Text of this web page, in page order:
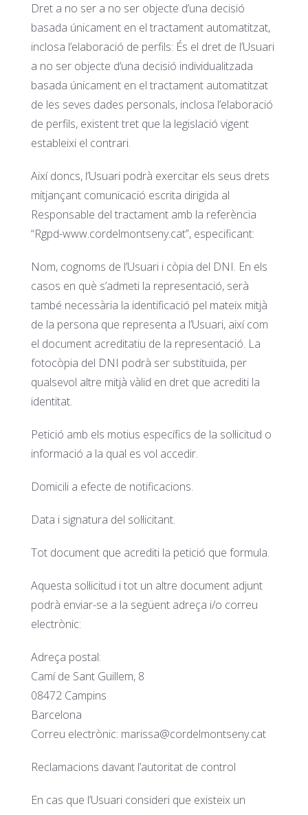
Dret a no ser a no ser objecte d’una decisió
basada únicament en el tractament automatitzat,
inclosa l’elaboració de perfils: És el dret de l’Usuari
a no ser objecte d’una decisió individualitzada
basada únicament en el tractament automatitzat
de les seves dades personals, inclosa l’elaboració
de perfils, existent tret que la legislació vigent
estableixi el contrari.
Així doncs, l’Usuari podrà exercitar els seus drets
mitjançant comunicació escrita dirigida al
Responsable del tractament amb la referència
“Rgpd-www.cordelmontseny.cat”, especificant:
Nom, cognoms de l’Usuari i còpia del DNI. En els
casos en què s’admeti la representació, serà
també necessària la identificació pel mateix mitjà
de la persona que representa a l’Usuari, així com
el document acreditatiu de la representació. La
fotocòpia del DNI podrà ser substituïda, per
qualsevol altre mitjà vàlid en dret que acrediti la
identitat.
Petició amb els motius específics de la sol·licitud o
informació a la qual es vol accedir.
Domicili a efecte de notificacions.
Data i signatura del sol·licitant.
Tot document que acrediti la petició que formula.
Aquesta sol·licitud i tot un altre document adjunt
podrà enviar-se a la següent adreça i/o correu
electrònic:
Adreça postal:
Camí de Sant Guillem, 8
08472 Campins
Barcelona
Correu electrònic: marissa@cordelmontseny.cat
Reclamacions davant l’autoritat de control
En cas que l’Usuari consideri que existeix un